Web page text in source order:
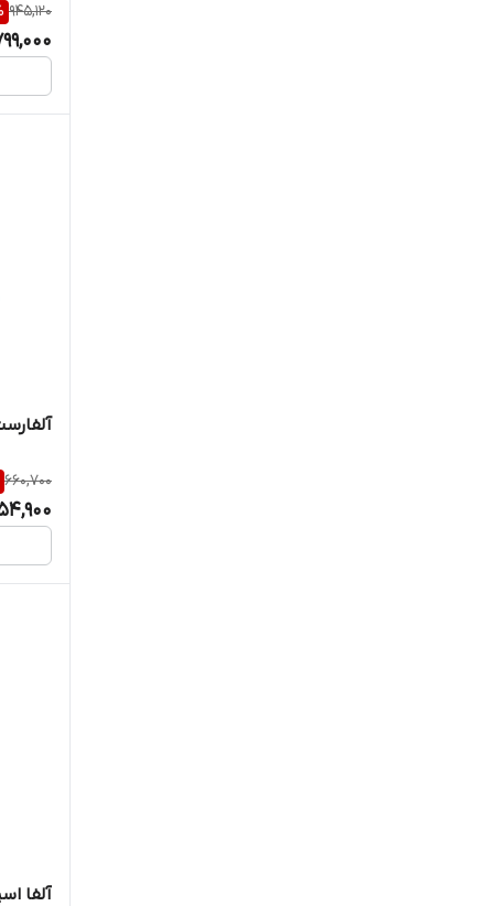
945,120
660,700
آلفا